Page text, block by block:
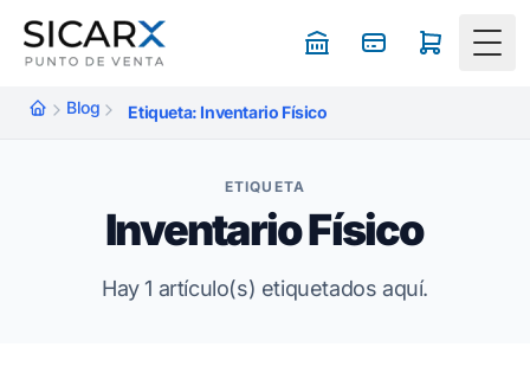
Blog Etiqueta: Inventario Físico
ETIQUETA
Inventario Físico
Hay 1 artículo(s) etiquetados aquí.